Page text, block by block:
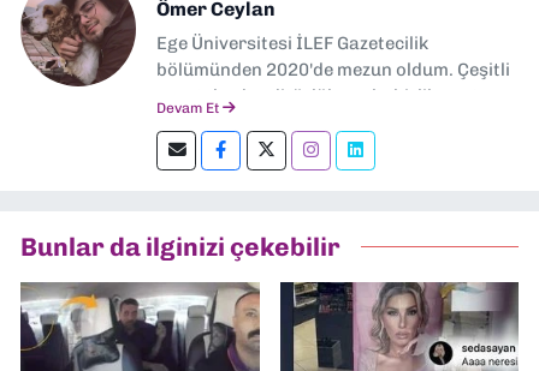
Ömer Ceylan
Ege Üniversitesi İLEF Gazetecilik
bölümünden 2020'de mezun oldum. Çeşitli
gazetelerde editörlük, muhabirlik yaptım.
editörlük yapıyorum.
Devam Et
Bunlar da ilginizi çekebilir